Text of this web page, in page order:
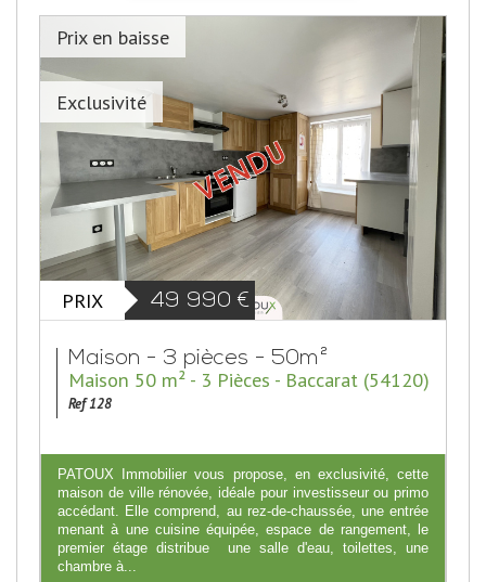
Exclusivité
Prix en baisse
PRIX 49 990 €
Maison - 3 pièces - 50m²
Maison 50 m² - 3 Pièces - Baccarat (54120)
Ref 128
PATOUX Immobilier vous propose, en exclusivité, cette
maison de ville rénovée, idéale pour investisseur ou primo
accédant. Elle comprend, au rez-de-chaussée, une entrée
menant à une cuisine équipée, espace de rangement, le
premier étage distribue une salle d'eau, toilettes, une
chambre à...